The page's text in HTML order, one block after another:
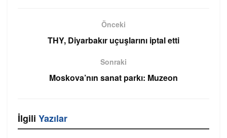
Önceki
THY, Diyarbakır uçuşlarını iptal etti
Sonraki
Moskova’nın sanat parkı: Muzeon
İlgili Yazılar